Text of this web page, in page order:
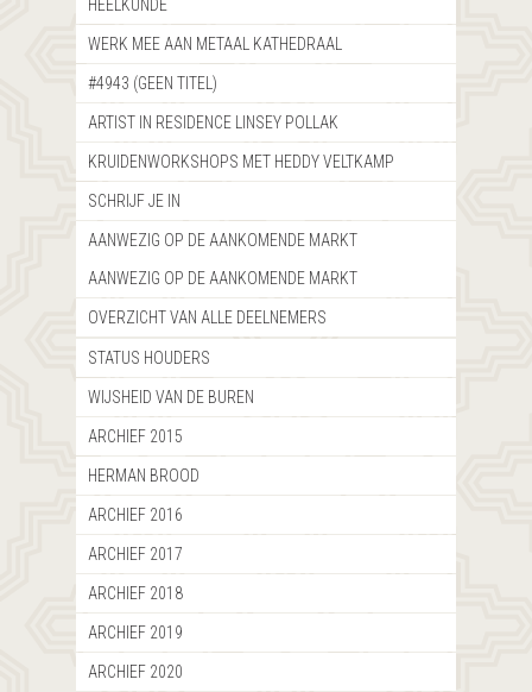
HEELKUNDE
WERK MEE AAN METAAL KATHEDRAAL
#4943 (GEEN TITEL)
ARTIST IN RESIDENCE LINSEY POLLAK
KRUIDENWORKSHOPS MET HEDDY VELTKAMP
SCHRIJF JE IN
AANWEZIG OP DE AANKOMENDE MARKT
AANWEZIG OP DE AANKOMENDE MARKT
OVERZICHT VAN ALLE DEELNEMERS
STATUS HOUDERS
WIJSHEID VAN DE BUREN
ARCHIEF 2015
HERMAN BROOD
ARCHIEF 2016
ARCHIEF 2017
ARCHIEF 2018
ARCHIEF 2019
ARCHIEF 2020